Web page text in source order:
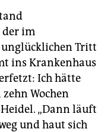
der im
Tritt
ins Krankenhaus
Ich hätte
Wochen
„Dann läuft
und haut sich